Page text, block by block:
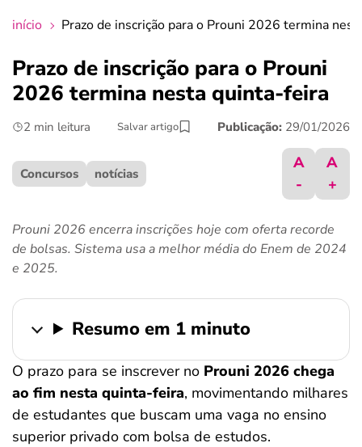
crédito fácil
últimas notícias
ferramentas
início Prazo de inscrição para o Prouni 2026 termina
Prazo de inscrição para o Prouni
2026 termina nesta quinta-feira
2 min leitura Salvar artigo Publicação: 29/01/2026
Concursos notícias
A
-
A
+
Prouni 2026 encerra inscrições hoje com oferta recorde
de bolsas. Sistema usa a melhor média do Enem de 2024
e 2025.
Resumo em 1 minuto
O prazo para se inscrever no Prouni 2026 chega
ao fim nesta quinta-feira, movimentando milhares
de estudantes que buscam uma vaga no ensino
superior privado com bolsa de estudos.